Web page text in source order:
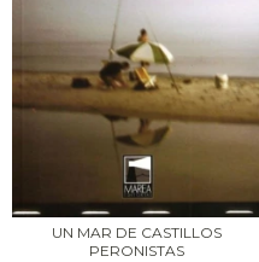
UN MAR DE CASTILLOS
PERONISTAS